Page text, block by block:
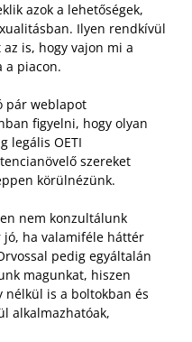
azok a lehetőségek,
Ilyen rendkívül
is, hogy vajon mi a
a piacon.
pár weblapot
figyelni, hogy olyan
legális OETI
szereket
körülnézünk.
nem konzultálunk
jó, ha valamiféle háttér
pedig egyáltalán
magunkat, hiszen
nélkül is a boltokban és
alkalmazhatóak,